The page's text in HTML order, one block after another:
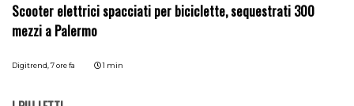
Scooter elettrici spacciati per biciclette, sequestrati 300
mezzi a Palermo
Digitrend,7 ore fa 1 min